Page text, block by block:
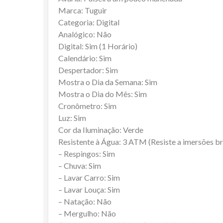
Marca: Tuguir
Categoria: Digital
Analógico: Não
Digital: Sim (1 Horário)
Calendário: Sim
Despertador: Sim
Mostra o Dia da Semana: Sim
Mostra o Dia do Mês: Sim
Cronômetro: Sim
Luz: Sim
Cor da Iluminação: Verde
Resistente à Água: 3 ATM (Resiste a imersões
– Respingos: Sim
– Chuva: Sim
– Lavar Carro: Sim
– Lavar Louça: Sim
– Natação: Não
– Mergulho: Não